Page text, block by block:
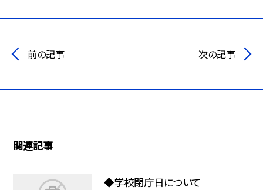
前の記事 次の記事
関連記事
◆学校閉庁日について